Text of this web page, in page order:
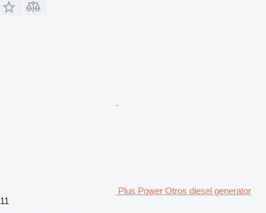
Plus Power Otros diesel generator
11